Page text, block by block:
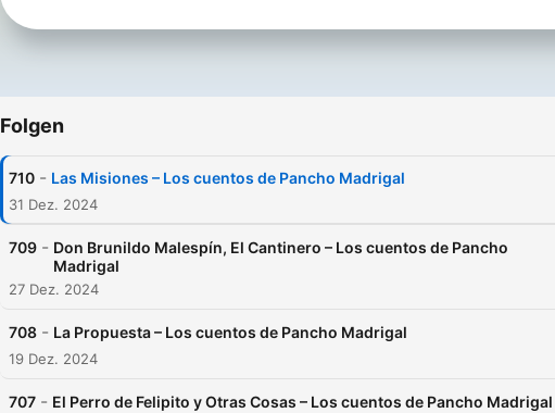
Folgen
710 - Las Misiones – Los cuentos de Pancho Madrigal
31 Dez. 2024
709 - Don Brunildo Malespín, El Cantinero – Los cuentos de Pancho
Madrigal
27 Dez. 2024
708 - La Propuesta – Los cuentos de Pancho Madrigal
19 Dez. 2024
707 - El Perro de Felipito y Otras Cosas – Los cuentos de Pancho Madrigal